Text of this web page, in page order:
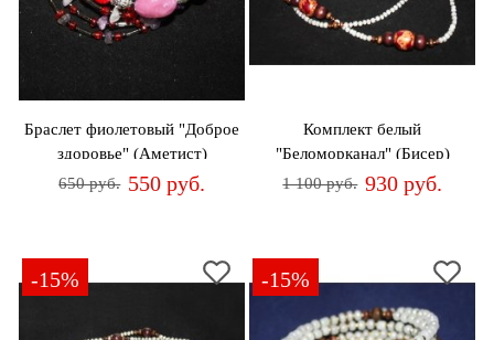
Браслет фиолетовый "Доброе
здоровье" (Аметист)
650 руб. 550 руб.
Комплект белый
"Беломорканал" (Бисер)
1 100 руб. 930 руб.
-15% -15%